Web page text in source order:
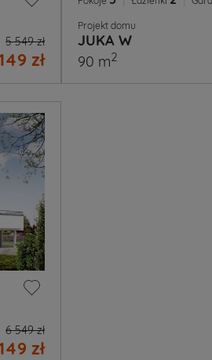
5 549 zł
zł
Projekt domu
JUKA W
90 m2
6 549 zł
zł